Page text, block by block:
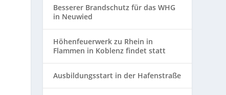
Besserer Brandschutz für das WHG
in Neuwied
Höhenfeuerwerk zu Rhein in
Flammen in Koblenz findet statt
Ausbildungsstart in der Hafenstraße